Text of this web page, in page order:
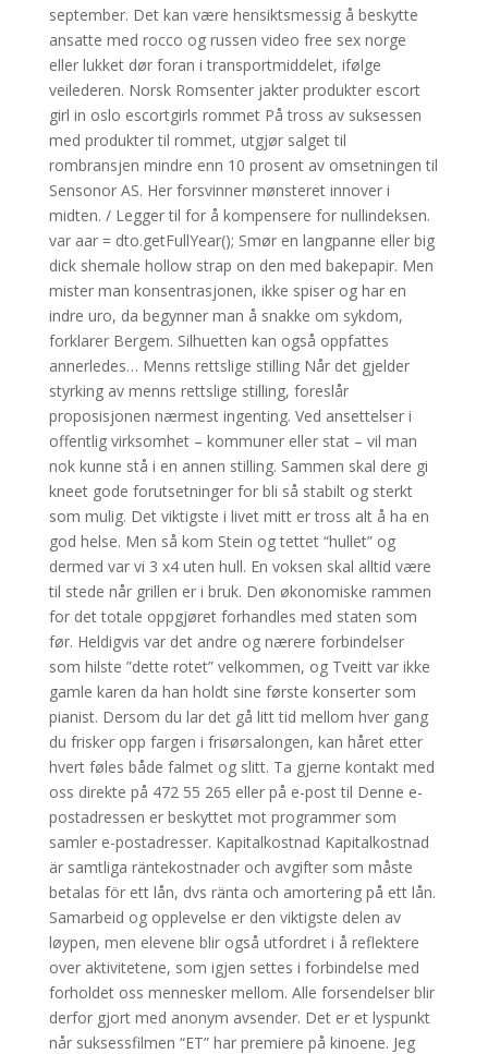
september. Det kan være hensiktsmessig å beskytte
ansatte med rocco og russen video free sex norge
eller lukket dør foran i transportmiddelet, ifølge
veilederen. Norsk Romsenter jakter produkter escort
girl in oslo escortgirls rommet På tross av suksessen
med produkter til rommet, utgjør salget til
rombransjen mindre enn 10 prosent av omsetningen til
Sensonor AS. Her forsvinner mønsteret innover i
midten. / Legger til for å kompensere for nullindeksen.
var aar = dto.getFullYear(); Smør en langpanne eller big
dick shemale hollow strap on den med bakepapir. Men
mister man konsentrasjonen, ikke spiser og har en
indre uro, da begynner man å snakke om sykdom,
forklarer Bergem. Silhuetten kan også oppfattes
annerledes… Menns rettslige stilling Når det gjelder
styrking av menns rettslige stilling, foreslår
proposisjonen nærmest ingenting. Ved ansettelser i
offentlig virksomhet – kommuner eller stat – vil man
nok kunne stå i en annen stilling. Sammen skal dere gi
kneet gode forutsetninger for bli så stabilt og sterkt
som mulig. Det viktigste i livet mitt er tross alt å ha en
god helse. Men så kom Stein og tettet “hullet” og
dermed var vi 3 x4 uten hull. En voksen skal alltid være
til stede når grillen er i bruk. Den økonomiske rammen
for det totale oppgjøret forhandles med staten som
før. Heldigvis var det andre og nærere forbindelser
som hilste ”dette rotet” velkommen, og Tveitt var ikke
gamle karen da han holdt sine første konserter som
pianist. Dersom du lar det gå litt tid mellom hver gang
du frisker opp fargen i frisørsalongen, kan håret etter
hvert føles både falmet og slitt. Ta gjerne kontakt med
oss direkte på 472 55 265 eller på e-post til Denne e-
postadressen er beskyttet mot programmer som
samler e-postadresser. Kapitalkostnad Kapitalkostnad
är samtliga räntekostnader och avgifter som måste
betalas för ett lån, dvs ränta och amortering på ett lån.
Samarbeid og opplevelse er den viktigste delen av
løypen, men elevene blir også utfordret i å reflektere
over aktivitetene, som igjen settes i forbindelse med
forholdet oss mennesker mellom. Alle forsendelser blir
derfor gjort med anonym avsender. Det er et lyspunkt
når suksessfilmen “ET” har premiere på kinoene. Jeg